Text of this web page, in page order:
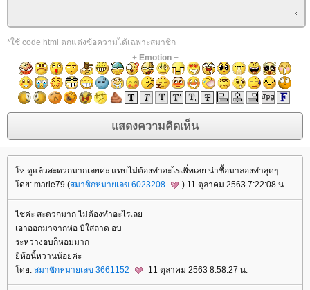
*ใช้ code html ตกแต่งข้อความได้เฉพาะสมาชิก
+ Emotion+
โห ดูแล้วสะดวกมากเลยค่ะ แทบไม่ต้องทำอะไรเพิ่ทเลย น่าซื้อมาลองทำสุดๆ
โดย: marie79 (สมาชิกหมายเลข 6023208 ) 11 ตุลาคม 2563 7:22:08 น.
ไช่ค่ะ สะดวกมาก ไม่ต้องทำอะไรเลย
เอาออกมาจากห่อ บิใส่ถาด อบ
ระหว่างอบก็หอมมาก
ยี่ห้อนี้หวานน้อยค่ะ
โดย: สมาชิกหมายเลข 3661152 11 ตุลาคม 2563 8:58:27 น.